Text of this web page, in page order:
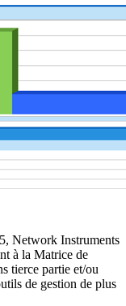
Network Instruments
à la Matrice de
tierce partie et/ou
de gestion de plus